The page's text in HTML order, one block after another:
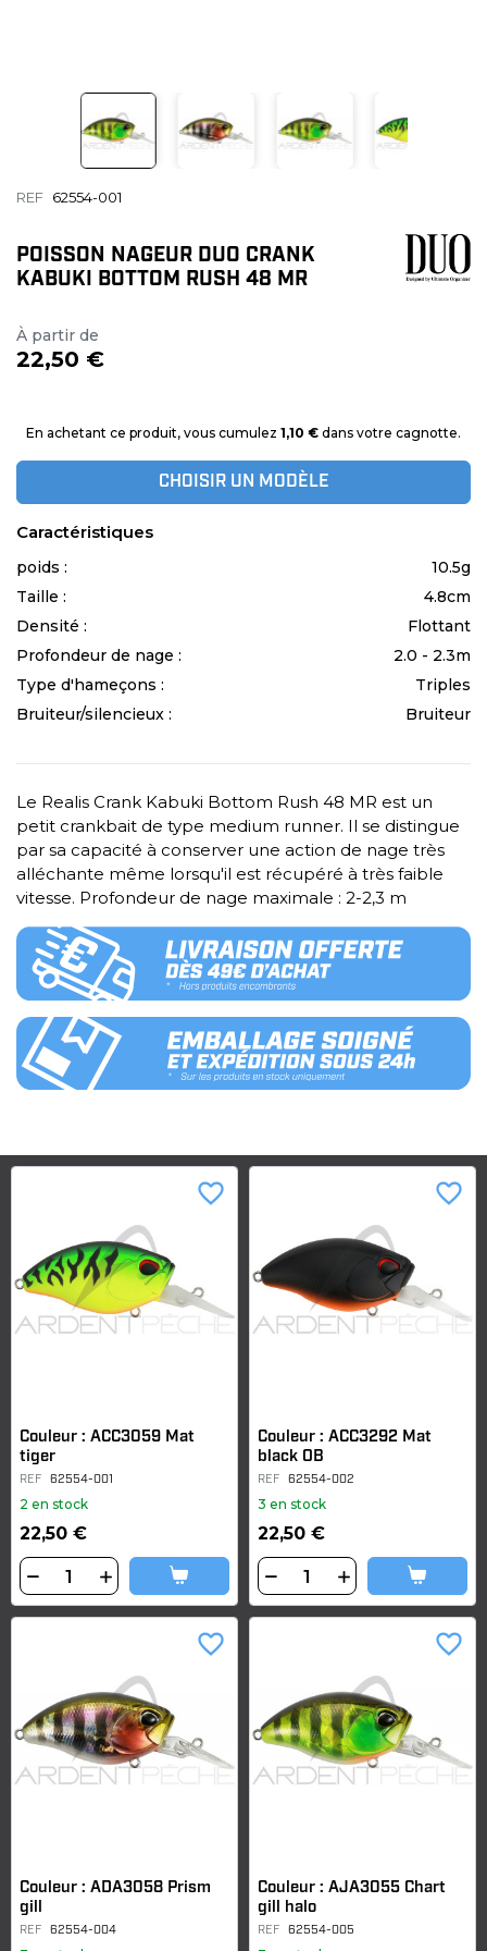
REF 62554-001
POISSON NAGEUR DUO CRANK
KABUKI BOTTOM RUSH 48 MR
À partir de
22,50 €
En achetant ce produit, vous cumulez 1,10 € dans votre cagnotte.
CHOISIR UN MODÈLE
Caractéristiques
poids :
10.5g
Taille :
4.8cm
Densité :
Flottant
Profondeur de nage :
2.0 - 2.3m
Type d'hameçons :
Triples
Bruiteur/silencieux :
Bruiteur
Le Realis Crank Kabuki Bottom Rush 48 MR est un
petit crankbait de type medium runner. Il se distingue
par sa capacité à conserver une action de nage très
alléchante même lorsqu'il est récupéré à très faible
vitesse. Profondeur de nage maximale : 2-2,3 m
Couleur : ACC3059 Mat
tiger
REF 62554-001
2 en stock
22,50 €
favorite_border
Couleur : ACC3292 Mat
black OB
REF 62554-002
3 en stock
22,50 €
favorite_border
Couleur : ADA3058 Prism
gill
REF 62554-004
favorite_border
Couleur : AJA3055 Chart
gill halo
REF 62554-005
favorite_border